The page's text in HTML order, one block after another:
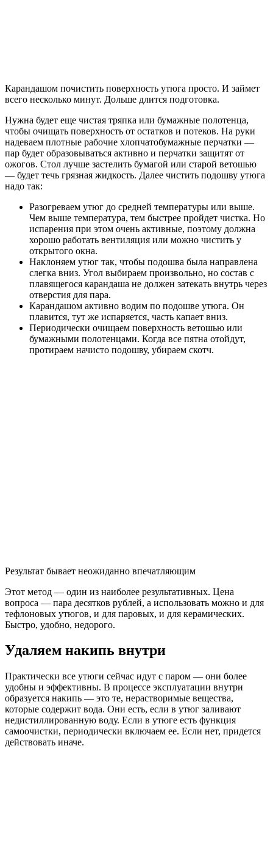
Карандашом почистить поверхность утюга просто. И займет
всего несколько минут. Дольше длится подготовка.
Нужна будет еще чистая тряпка или бумажные полотенца,
чтобы очищать поверхность от остатков и потеков. На руки
надеваем плотные рабочие хлопчатобумажные перчатки —
пар будет образовываться активно и перчатки защитят от
ожогов. Стол лучше застелить бумагой или старой ветошью
— будет течь грязная жидкость. Далее чистить подошву утюга
надо так:
Разогреваем утюг до средней температуры или выше.
Чем выше температура, тем быстрее пройдет чистка. Но
испарения при этом очень активные, поэтому должна
хорошо работать вентиляция или можно чистить у
открытого окна.
Наклоняем утюг так, чтобы подошва была направлена
слегка вниз. Угол выбираем произвольно, но состав с
плавящегося карандаша не должен затекать внутрь через
отверстия для пара.
Карандашом активно водим по подошве утюга. Он
плавится, тут же испаряется, часть капает вниз.
Периодически очищаем поверхность ветошью или
бумажными полотенцами. Когда все пятна отойдут,
протираем начисто подошву, убираем скотч.
Результат бывает неожиданно впечатляющим
Этот метод — один из наиболее результативных. Цена
вопроса — пара десятков рублей, а использовать можно и для
тефлоновых утюгов, и для паровых, и для керамических.
Быстро, удобно, недорого.
Удаляем накипь внутри
Практически все утюги сейчас идут с паром — они более
удобны и эффективны. В процессе эксплуатации внутри
образуется накипь — это те, нерастворимые вещества,
которые содержит вода. Они есть, если в утюг заливают
недистиллированную воду. Если в утюге есть функция
самоочистки, периодически включаем ее. Если нет, придется
действовать иначе.